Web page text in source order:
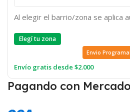
Al elegir el barrio/zona se aplica
Elegí tu zona
Envio
Envío gratis desde $2.000
Pagando con